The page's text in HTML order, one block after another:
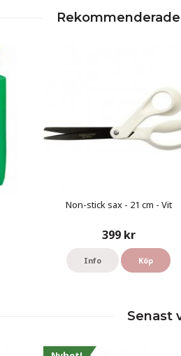
Non-stick sax - 21 cm - Vit
399 kr
Info Köp
Senast